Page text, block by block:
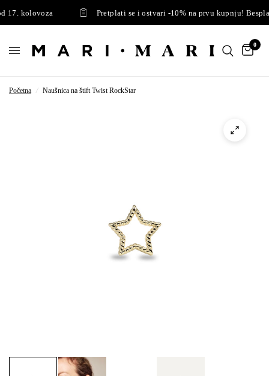
17. kolovoza Pretplati se i ostvari -10% na prvu kupnju!
0
Početna / Naušnica na štift Twist RockStar